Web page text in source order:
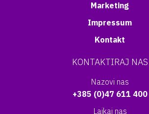
Marketing
Impressum
Kontakt
KONTAKTIRAJ NAS
Nazovi nas
+385 (0)47 611 400
Lajkaj nas